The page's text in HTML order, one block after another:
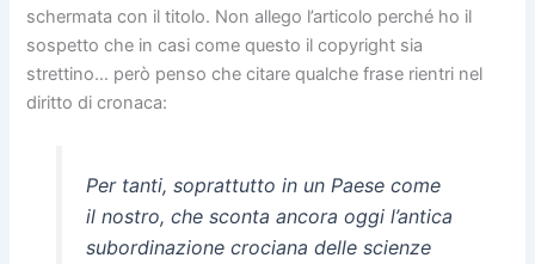
schermata con il titolo. Non allego l’articolo perché ho il
sospetto che in casi come questo il copyright sia
strettino… però penso che citare qualche frase rientri nel
diritto di cronaca:
Per tanti, soprattutto in un Paese come
il nostro, che sconta ancora oggi l’antica
subordinazione crociana delle scienze